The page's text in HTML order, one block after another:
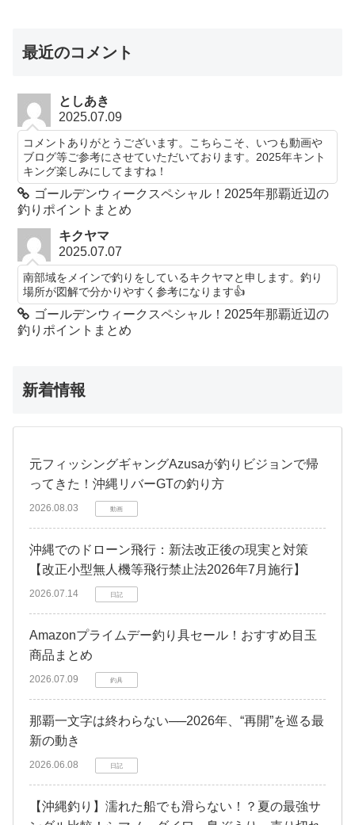
最近のコメント
としあき
2025.07.09
コメントありがとうございます。こちらこそ、いつも動画や
ブログ等ご参考にさせていただいております。2025年キント
キング楽しみにしてますね！
ゴールデンウィークスペシャル！2025年那覇近辺の
釣りポイントまとめ
キクヤマ
2025.07.07
南部域をメインで釣りをしているキクヤマと申します。釣り
場所が図解で分かりやすく参考になります👍️
ゴールデンウィークスペシャル！2025年那覇近辺の
釣りポイントまとめ
新着情報
元フィッシングギャングAzusaが釣りビジョンで帰
ってきた！沖縄リバーGTの釣り方
2026.08.03 動画
沖縄でのドローン飛行：新法改正後の現実と対策
【改正小型無人機等飛行禁止法2026年7月施行】
2026.07.14 日記
Amazonプライムデー釣り具セール！おすすめ目玉
商品まとめ
2026.07.09 釣具
那覇一文字は終わらない──2026年、“再開”を巡る最
新の動き
2026.06.08 日記
【沖縄釣り】濡れた船でも滑らない！？夏の最強サ